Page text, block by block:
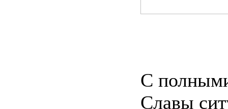
С
Славы